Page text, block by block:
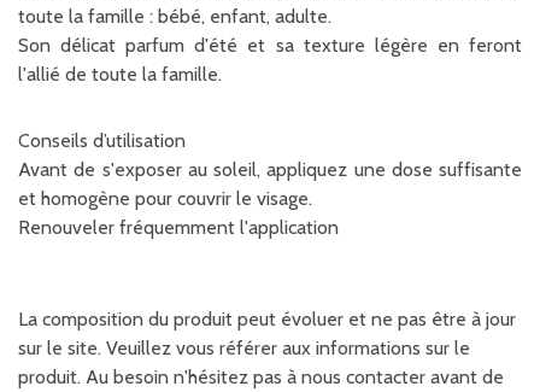
toute la famille : bébé, enfant, adulte.
Son délicat parfum d'été et sa texture légère en feront
l'allié de toute la famille.
Conseils d’utilisation
Avant de s'exposer au soleil, appliquez une dose suffisante
et homogène pour couvrir le visage.
Renouveler fréquemment l'application
La composition du produit peut évoluer et ne pas être à jour
sur le site. Veuillez vous référer aux informations sur le
produit. Au besoin n'hésitez pas à nous contacter avant de